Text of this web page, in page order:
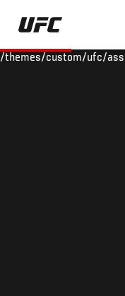
Skip
main
/themes/custom/ufc/